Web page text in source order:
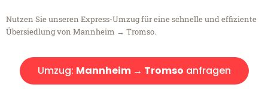
Nutzen Sie unseren Express-Umzug für eine schnelle und effiziente
Übersiedlung von Mannheim → Tromso.
Umzug: Mannheim → Tromso anfragen